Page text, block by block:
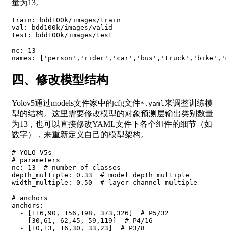
量为13。
train: bdd100k/images/train
val: bdd100k/images/valid
test: bdd100k/images/test
nc: 13
四、修改模型结构
Yolov5通过models文件家中的cfg文件*.yaml来调整训练模
型的结构。这里需要修改模型的对象预测层输出类别数量
为13，也可以直接修改YAML文件下各个组件的细节（如
数字），来重新定义自己的模型架构。
# YOLO V5s
# parameters
nc: 13  # number of classes
depth_multiple: 0.33  # model depth multiple
width_multiple: 0.50  # layer channel multiple
# anchors
anchors:
  - [116,90, 156,198, 373,326]  # P5/32
  - [30,61, 62,45, 59,119]  # P4/16
  - [10,13, 16,30, 33,23]  # P3/8